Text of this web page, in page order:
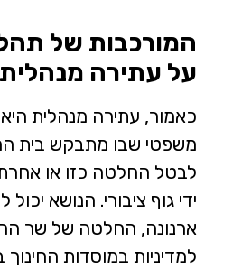
המורכבות של
על עתירה מנהלית
כאמור, עתירה מנהלית
משפטי שבו מתבקש בית
לבטל החלטה כזו או
ידי גוף ציבורי. הנושא
ארנונה, החלטה של שר
למדיניות במוסדות החינוך